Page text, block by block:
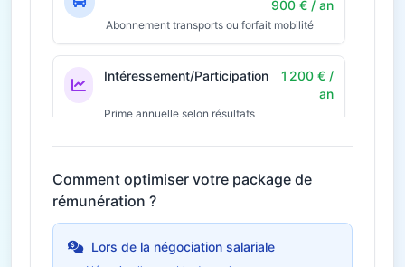
900 € / an
Abonnement transports ou forfait mobilité
Intéressement/Participation
1 200 € /
an
Prime annuelle selon résultats
Télétravail 30€ / mois
Comment optimiser votre package de
rémunération ?
Lors de la négociation salariale